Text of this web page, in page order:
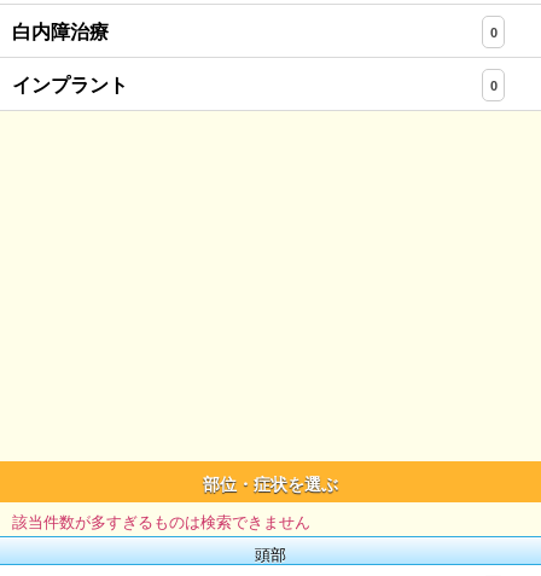
白内障治療 0
インプラント 0
部位・症状を選ぶ
該当件数が多すぎるものは検索できません
頭部